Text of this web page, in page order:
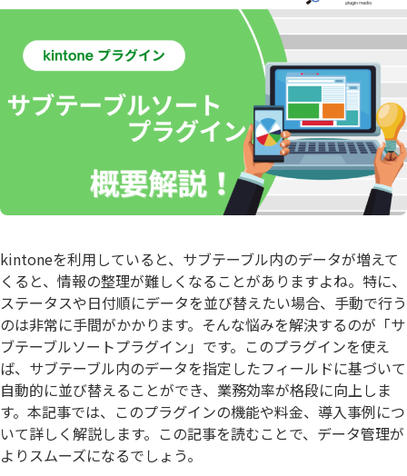
kintoneを利用していると、サブテーブル内のデータが増えて
くると、情報の整理が難しくなることがありますよね。特に、
ステータスや日付順にデータを並び替えたい場合、手動で行う
のは非常に手間がかかります。そんな悩みを解決するのが「サ
ブテーブルソートプラグイン」です。このプラグインを使え
ば、サブテーブル内のデータを指定したフィールドに基づいて
自動的に並び替えることができ、業務効率が格段に向上しま
す。本記事では、このプラグインの機能や料金、導入事例につ
いて詳しく解説します。この記事を読むことで、データ管理が
よりスムーズになるでしょう。